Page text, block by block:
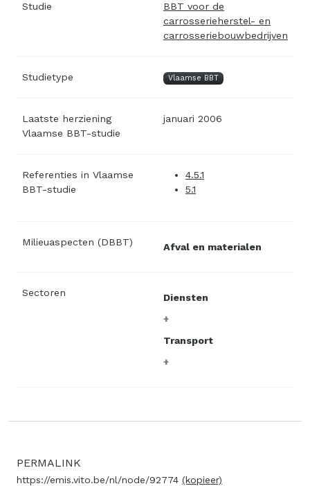
Studie
BBT voor de
carrosserieherstel- en
carrosseriebouwbedrijven
Studietype Vlaamse BBT
Laatste herziening
Vlaamse BBT-studie
januari 2006
Referenties in Vlaamse
BBT-studie
4.5.1
5.1
Milieuaspecten (DBBT) Afval en materialen
Sectoren Diensten
Transport
PERMALINK
https://emis.vito.be/nl/node/92774 (kopieer)